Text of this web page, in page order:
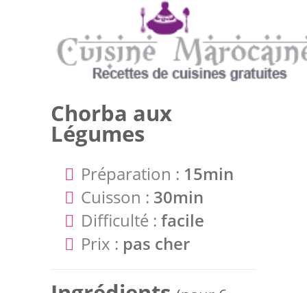
Chorba aux
Légumes
Préparation : 15min
Cuisson : 30min
Difficulté : facile
Prix : pas cher